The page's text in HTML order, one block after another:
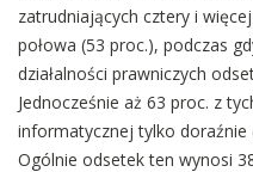
zatrudniających cztery i
połowa (53 proc.), podczas
działalności prawniczych
Jednocześnie aż 63 proc. z
informatycznej tylko doraźnie
Ogólnie odsetek ten wynosi